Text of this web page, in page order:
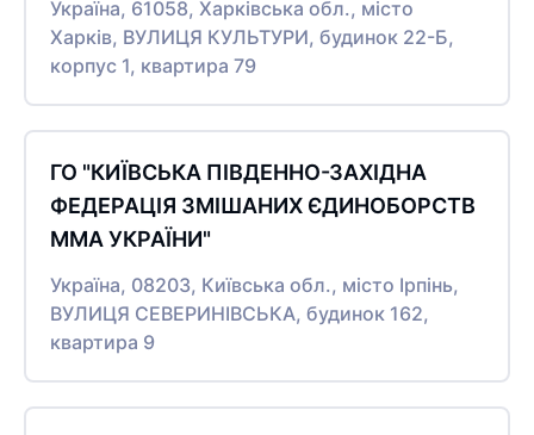
Україна, 61058, Харківська обл., місто
Харків, ВУЛИЦЯ КУЛЬТУРИ, будинок 22-Б,
корпус 1, квартира 79
ГО "КИЇВСЬКА ПІВДЕННО-ЗАХІДНА
ФЕДЕРАЦІЯ ЗМІШАНИХ ЄДИНОБОРСТВ
ММА УКРАЇНИ"
Україна, 08203, Київська обл., місто Ірпінь,
ВУЛИЦЯ СЕВЕРИНІВСЬКА, будинок 162,
квартира 9